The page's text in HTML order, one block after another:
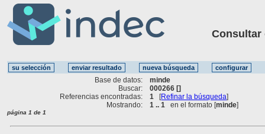
Consultar
Base de datos:
minde
Buscar:
000266 []
Referencias encontradas:
1 [Refinar la búsqueda]
Mostrando:
1 .. 1 en el formato [minde]
página 1 de 1